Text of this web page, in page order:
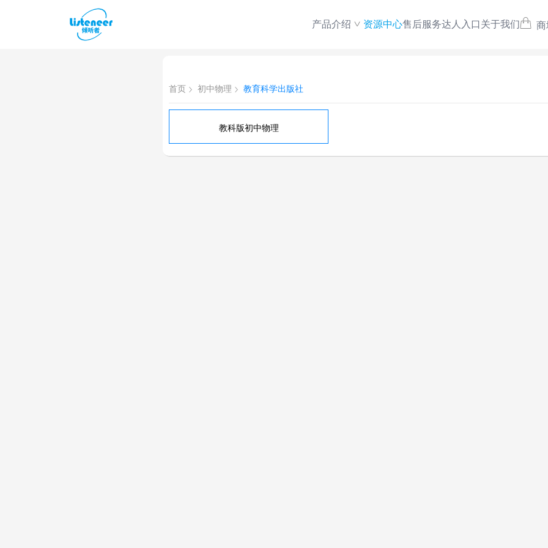
产品介绍 资源中心售后服务达人入口关于我们
首页 初中物理 教育科学出版社
教科版初中物理